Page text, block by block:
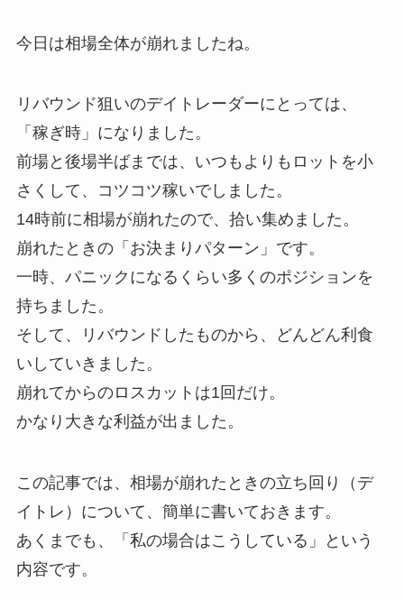
今日は相場全体が崩れましたね。
リバウンド狙いのデイトレーダーにとっては、
「稼ぎ時」になりました。
前場と後場半ばまでは、いつもよりもロットを小
さくして、コツコツ稼いでしました。
14時前に相場が崩れたので、拾い集めました。
崩れたときの「お決まりパターン」です。
一時、パニックになるくらい多くのポジションを
持ちました。
そして、リバウンドしたものから、どんどん利食
いしていきました。
崩れてからのロスカットは1回だけ。
かなり大きな利益が出ました。
この記事では、相場が崩れたときの立ち回り（デ
イトレ）について、簡単に書いておきます。
あくまでも、「私の場合はこうしている」という
内容です。